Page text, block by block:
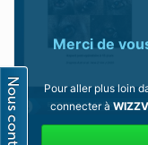
Merci de
Pour aller plus loin
connecter à